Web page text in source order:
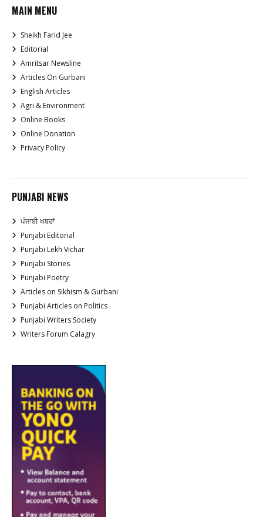
MAIN MENU
Sheikh Farid Jee
Editorial
Amritsar Newsline
Articles On Gurbani
English Articles
Agri & Environment
Online Books
Online Donation
Privacy Policy
PUNJABI NEWS
ਪੰਜਾਬੀ ਖਬਰਾਂ
Punjabi Editorial
Punjabi Lekh Vichar
Punjabi Stories
Punjabi Poetry
Articles on Sikhism & Gurbani
Punjabi Articles on Politics
Punjabi Writers Society
Writers Forum Calagry